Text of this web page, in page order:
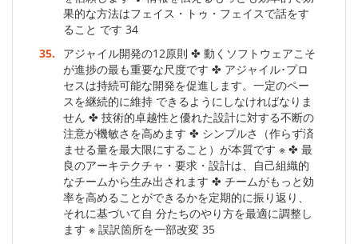
果的な方法はフェイス・トゥ・フェイスで話をす
ること です 34
35. アジャイル開発の12原則 ✤ 動くソフトウェアこそ
が進捗の最も重要な尺度です ✤ アジャイル･プロ
セスは持続可能な開発を促進します。一定のペー
スを継続的に維持 できるようにしなければなりま
せん ✤ 技術的卓越性と優れた設計に対する不断の
注意が機敏さを高めます ✤ シンプルさ（作らず済
ませる量を最大限にすること）が本質です ※ ✤ 最
良のアーキテクチャ・要求・設計は、自己組織的
なチームから生み出されます ✤ チームがもっと効
率を高めることができるかを定期的に振り返り、
それに基づいて自 分たちのやり方を最適に調整し
ます ※ 誤訳箇所を一部改変 35